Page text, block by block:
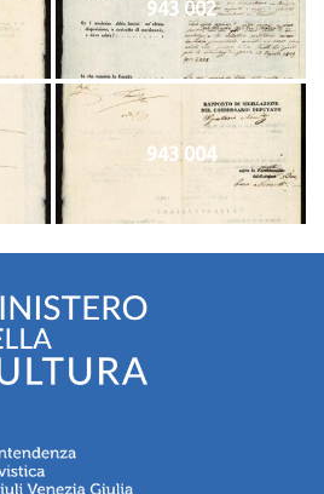
943 002
943 004